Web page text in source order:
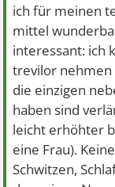
ich für meinen
mittel
interessant: ich
trevilor nehmen
die einzigen
haben sind
leicht erhöhter
eine Frau).
Schwitzen,